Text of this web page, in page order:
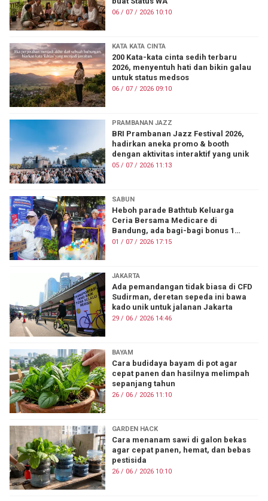
06 / 07 / 2026 10:10
KATA KATA CINTA
200 Kata-kata cinta sedih terbaru
2026, menyentuh hati dan bikin galau
untuk status medsos
06 / 07 / 2026 09:10
PRAMBANAN JAZZ
BRI Prambanan Jazz Festival 2026,
hadirkan aneka promo & booth
dengan aktivitas interaktif yang unik
05 / 07 / 2026 11:13
SABUN
Heboh parade Bathtub Keluarga
Ceria Bersama Medicare di
Bandung, ada bagi-bagi bonus 1
kardus!
01 / 07 / 2026 17:15
JAKARTA
Ada pemandangan tidak biasa di CFD
Sudirman, deretan sepeda ini bawa
kado unik untuk jalanan Jakarta
29 / 06 / 2026 14:46
BAYAM
Cara budidaya bayam di pot agar
cepat panen dan hasilnya melimpah
sepanjang tahun
26 / 06 / 2026 11:10
GARDEN HACK
Cara menanam sawi di galon bekas
agar cepat panen, hemat, dan bebas
pestisida
26 / 06 / 2026 10:10